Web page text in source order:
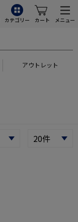
カテゴリー カート メニュー
アウトレット